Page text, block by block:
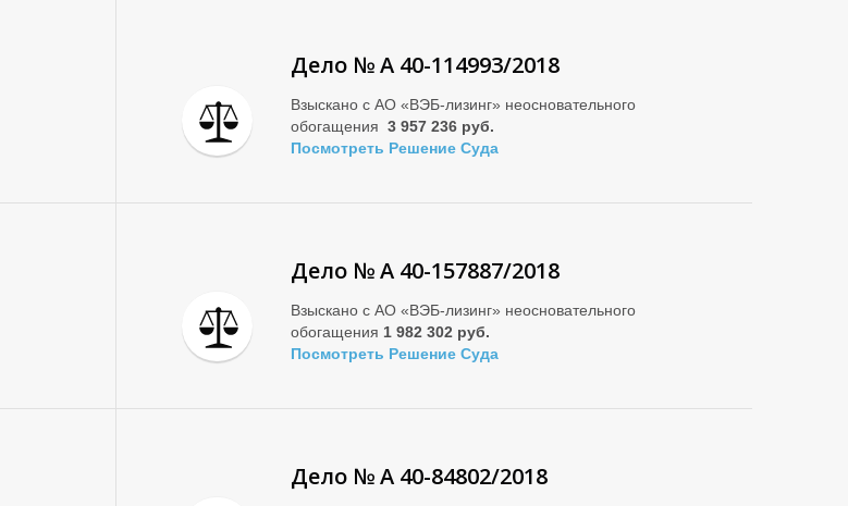
Дело № А 40-114993/2018
Взыскано с АО «ВЭБ-лизинг» неосновательного
обогащения 3 957 236 руб.
Посмотреть Решение Суда
Дело № А 40-157887/2018
Взыскано с АО «ВЭБ-лизинг» неосновательного
обогащения 1 982 302 руб.
Посмотреть Решение Суда
Дело № А 40-84802/2018